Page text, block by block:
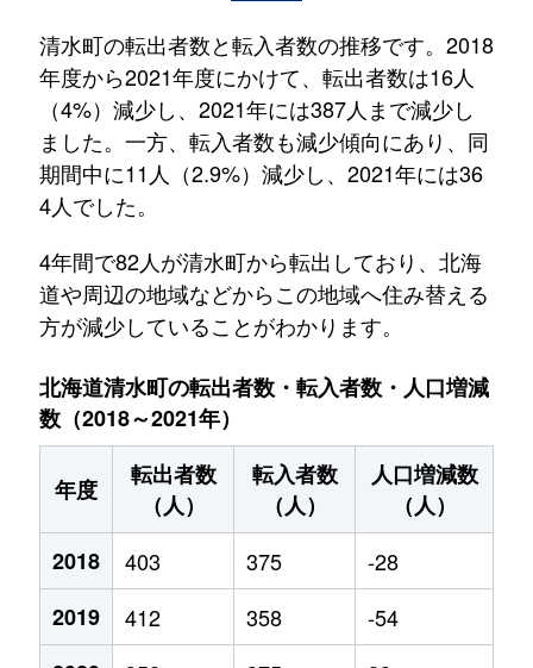
清水町の転出者数と転入者数の推移です。2018
年度から2021年度にかけて、転出者数は16人
（4%）減少し、2021年には387人まで減少し
ました。一方、転入者数も減少傾向にあり、同
期間中に11人（2.9%）減少し、2021年には36
4人でした。
4年間で82人が清水町から転出しており、北海
道や周辺の地域などからこの地域へ住み替える
方が減少していることがわかります。
北海道清水町の転出者数・転入者数・人口増減
数（2018～2021年）
年度
転出者数
（人）
転入者数
（人）
人口増減数
（人）
2018
403 375
-28
2019
412 358
-54